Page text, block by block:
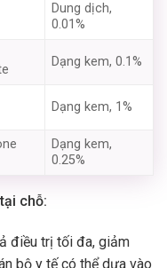
Dung dịch,
0.01%
Dạng kem, 0.1%
Dạng kem, 1%
Dạng kem,
0.25%
chỗ:
điều trị tối đa, giảm
bộ y tế có thể dựa vào